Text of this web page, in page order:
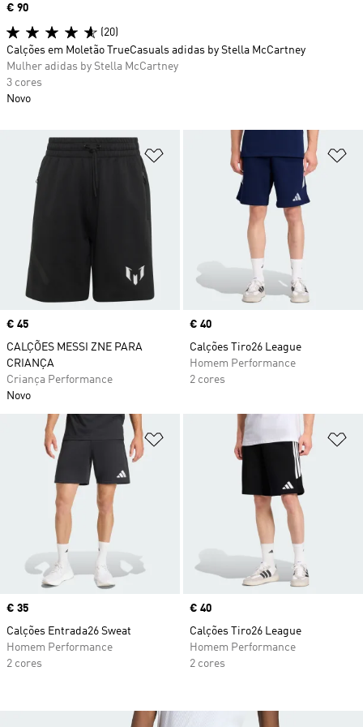
Adicionar à Lista de Desejos
Price
€ 45
CALÇÕES MESSI ZNE PARA
CRIANÇA
Criança Performance
Novo
Price
€ 40
Calções Tiro26 League
Homem Performance
2 cores
Adicionar à Lista de Desejos
Price
€ 35
Calções Entrada26 Sweat
Homem Performance
2 cores
Price
€ 40
Calções Tiro26 League
Homem Performance
2 cores
Price
€ 90
(20)
Calções em Moletão TrueCasuals adidas by Stella McCartney
Mulher adidas by Stella McCartney
3 cores
Novo